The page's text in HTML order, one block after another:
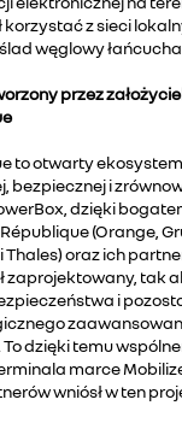
korzystać z sieci
węglowy
przez
to otwarty
bezpiecznej i
dzięki
(Orange,
Thales) oraz ich
zaprojektowany, tak
i
dzięki temu
marce
wniósł w ten